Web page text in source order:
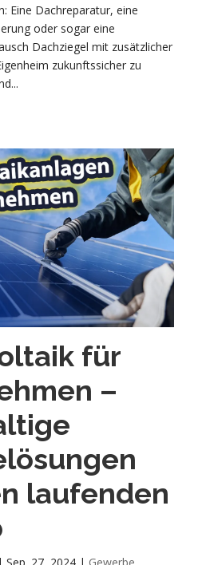
Eine Dachreparatur, eine
oder sogar eine
Dachziegel mit zusätzlicher
zukunftssicher zu
für
–
laufenden